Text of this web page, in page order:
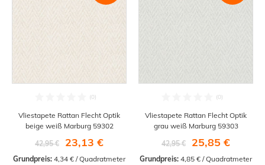
Vliestapete Rattan Flecht Optik
beige weiß Marburg 59302
42,95 €
23,13 €
Grundpreis: 4,34 € / Quadratmeter
Vliestapete Rattan Flecht Optik
grau weiß Marburg 59303
42,95 €
25,85 €
Grundpreis: 4,85 € / Quadratmeter